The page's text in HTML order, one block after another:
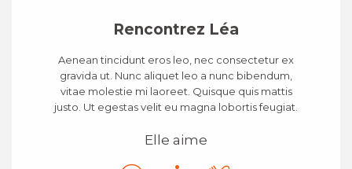
Rencontrez Léa
Aenean tincidunt eros leo, nec consectetur ex
gravida ut. Nunc aliquet leo a nunc bibendum,
vitae molestie mi laoreet. Quisque quis mattis
justo. Ut egestas velit eu magna lobortis feugiat.
Elle aime